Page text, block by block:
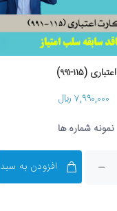
اعتباری (۱۱۵-۹۹۱)
۷,۹۹۰,۰۰۰ ریال
نمونه شماره ها
افزودن به سبد